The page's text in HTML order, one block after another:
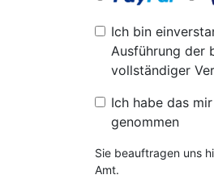
Ich bin
Ausführung der
vollständiger
Ich habe das
genommen
Sie beauftragen uns
Amt.